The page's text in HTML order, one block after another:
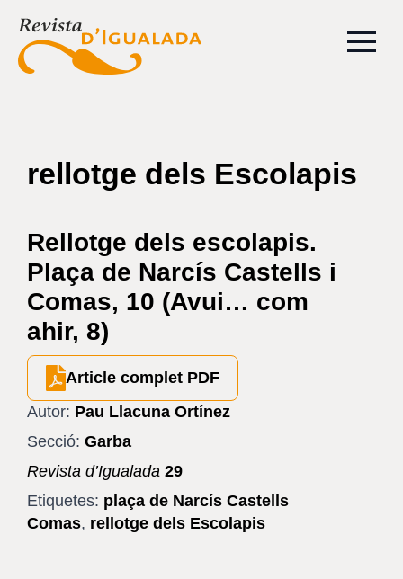
rellotge dels Escolapis
Rellotge dels escolapis.
Plaça de Narcís Castells i
Comas, 10 (Avui… com
ahir, 8)
Article complet PDF
Autor: Pau Llacuna Ortínez
Secció: Garba
Revista d’Igualada 29
Etiquetes: plaça de Narcís Castells
Comas, rellotge dels Escolapis